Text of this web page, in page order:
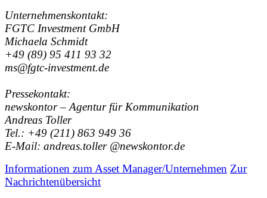
Unternehmenskontakt:
FGTC Investment GmbH
Michaela Schmidt
+49 (89) 95 411 93 32
ms@fgtc-investment.de
Pressekontakt:
newskontor – Agentur für Kommunikation
Andreas Toller
Tel.: +49 (211) 863 949 36
E-Mail: andreas.toller @newskontor.de
Informationen zum Asset Manager/Unternehmen Zur
Nachrichtenübersicht